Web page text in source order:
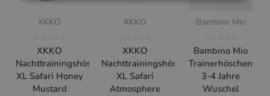
XKKO
XKKO
Nachttrainingshöschen
XL Safari Honey
Mustard
XKKO
XKKO
Nachttrainingshöschen
XL Safari
Atmosphere
Bambino Mio
Bambino Mio
Trainerhöschen
3-4 Jahre
Wuschel